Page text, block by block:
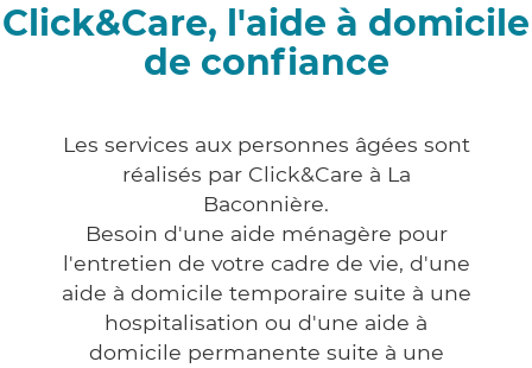
Click&Care, l'aide à domicile
de confiance
Les services aux personnes âgées sont
réalisés par Click&Care à La
Baconnière.
Besoin d'une aide ménagère pour
l'entretien de votre cadre de vie, d'une
aide à domicile temporaire suite à une
hospitalisation ou d'une aide à
domicile permanente suite à une